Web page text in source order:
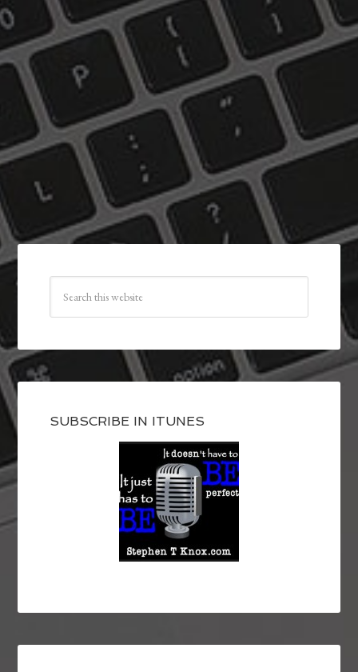
SUBSCRIBE IN ITUNES